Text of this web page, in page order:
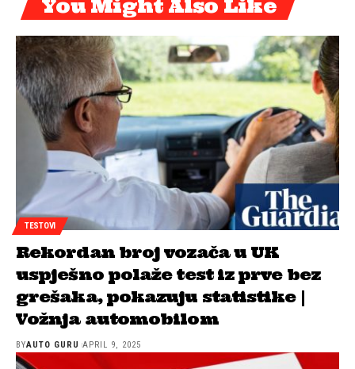
You Might Also Like
TESTOVI
Rekordan broj vozača u UK
uspješno polaže test iz prve bez
grešaka, pokazuju statistike |
Vožnja automobilom
BYAUTO GURU APRIL 9, 2025